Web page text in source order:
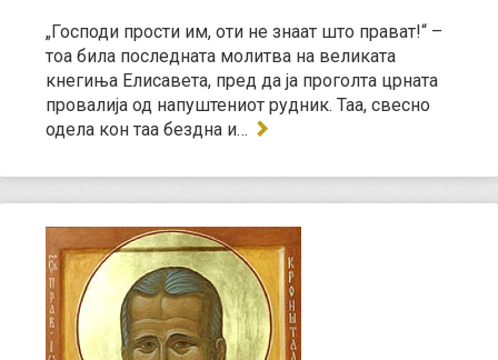
„Господи прости им, оти не знаат што прават!“ –
тоа била последната молитва на великата
кнегиња Елисавета, пред да ја проголта црната
провалија од напуштениот рудник. Таа, свесно
одела кон таа бездна и…